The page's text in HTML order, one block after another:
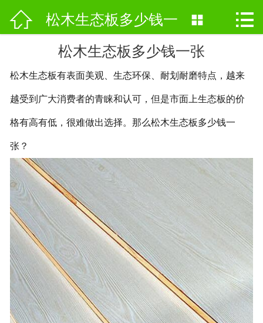
 网站首页
关于我们
产品中心
新闻资讯
企业商标
联系我们
 松木生态板多少钱一
张
 
松木生态板多少钱一张
松木生态板有表面美观、生态环保、耐划耐磨特点，越来
越受到广大消费者的青睐和认可，但是市面上生态板的价
格有高有低，很难做出选择。那么松木生态板多少钱一
张？